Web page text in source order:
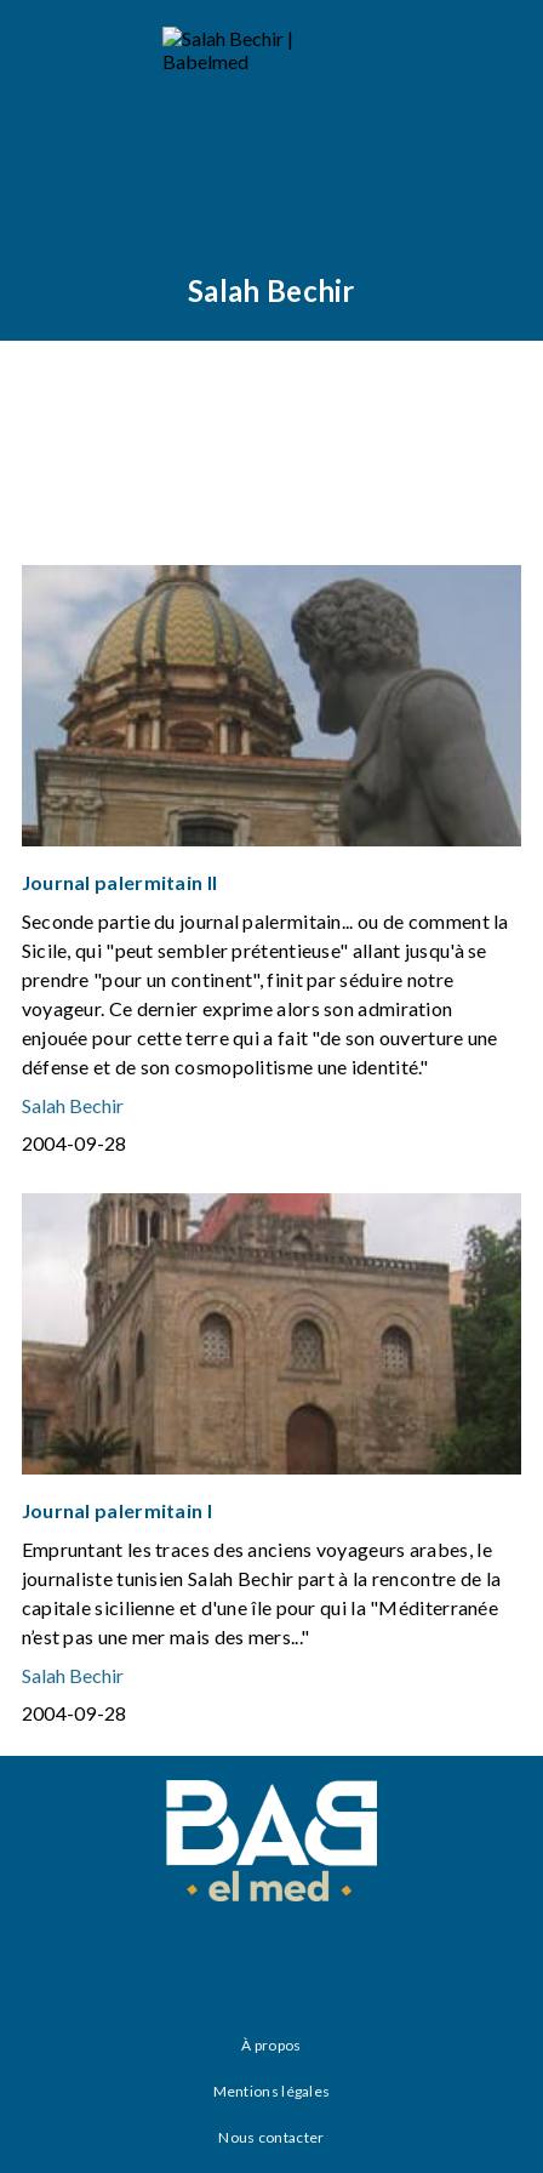
Salah Bechir
Journal palermitain II
Seconde partie du journal palermitain... ou de comment la
Sicile, qui "peut sembler prétentieuse" allant jusqu'à se
prendre "pour un continent", finit par séduire notre
voyageur. Ce dernier exprime alors son admiration
enjouée pour cette terre qui a fait "de son ouverture une
défense et de son cosmopolitisme une identité."
Salah Bechir
2004-09-28
Journal palermitain I
Empruntant les traces des anciens voyageurs arabes, le
journaliste tunisien Salah Bechir part à la rencontre de la
capitale sicilienne et d'une île pour qui la "Méditerranée
n’est pas une mer mais des mers..."
Salah Bechir
2004-09-28
À propos
Mentions légales
Nous contacter